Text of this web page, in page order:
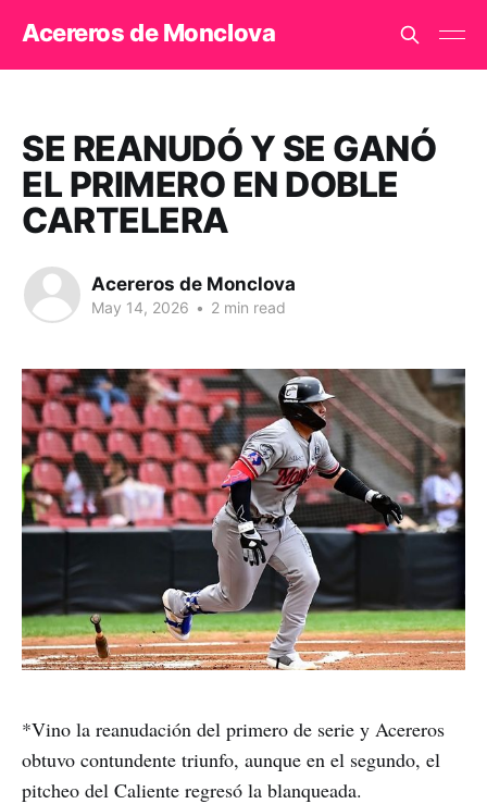
Acereros de Monclova
SE REANUDÓ Y SE GANÓ
EL PRIMERO EN DOBLE
CARTELERA
Acereros de Monclova
May 14, 2026 • 2 min read
*Vino la reanudación del primero de serie y Acereros
obtuvo contundente triunfo, aunque en el segundo, el
pitcheo del Caliente regresó la blanqueada.